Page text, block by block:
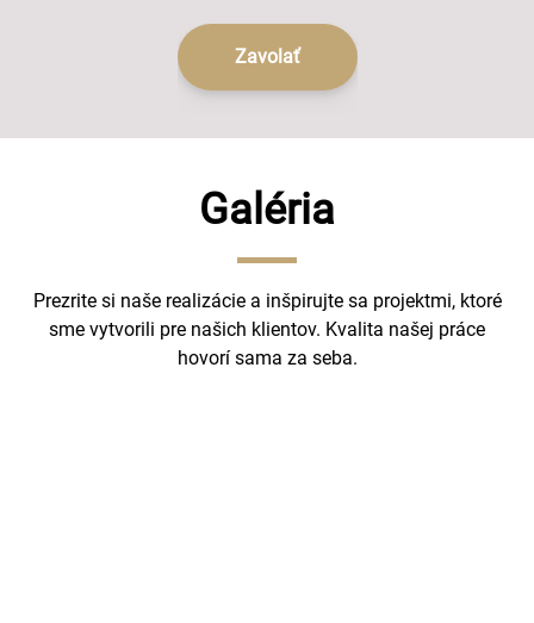
Zavolať
Galéria
Prezrite si naše realizácie a inšpirujte sa projektmi, ktoré
sme vytvorili pre našich klientov. Kvalita našej práce
hovorí sama za seba.